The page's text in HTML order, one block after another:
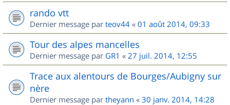
rando vtt
Dernier message par teov44 « 01 août 2014, 09:33
Tour des alpes mancelles
Dernier message par GR1 « 27 juil. 2014, 12:55
Trace aux alentours de Bourges/Aubigny sur
nère
Dernier message par theyann « 30 janv. 2014, 14:28